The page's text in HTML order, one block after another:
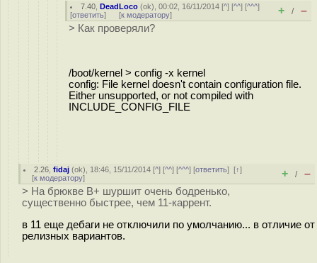
7.40 ,DeadLoco (ok), 00:02, 16/11/2014 [^] [^^] [^^^]
[ответить] [к модератору] + / –
> Как проверяли?
/boot/kernel > config -x kernel
config: File kernel doesn't contain configuration file.
Either unsupported, or not compiled with
INCLUDE_CONFIG_FILE
2.26 ,fidaj (ok), 18:46, 15/11/2014 [^] [^^] [^^^] [ответить][↑]
[к модератору] + / –
> На брюкве В+ шуршит очень бодренько,
существенно быстрее, чем 11-каррент.
в 11 еще дебаги не отключили по умолчанию... в отличие от
релизных вариантов.